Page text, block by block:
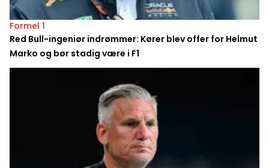
Formel 1
Red Bull-ingeniør indrømmer: Kører blev offer for Helmut
Marko og bør stadig være i F1